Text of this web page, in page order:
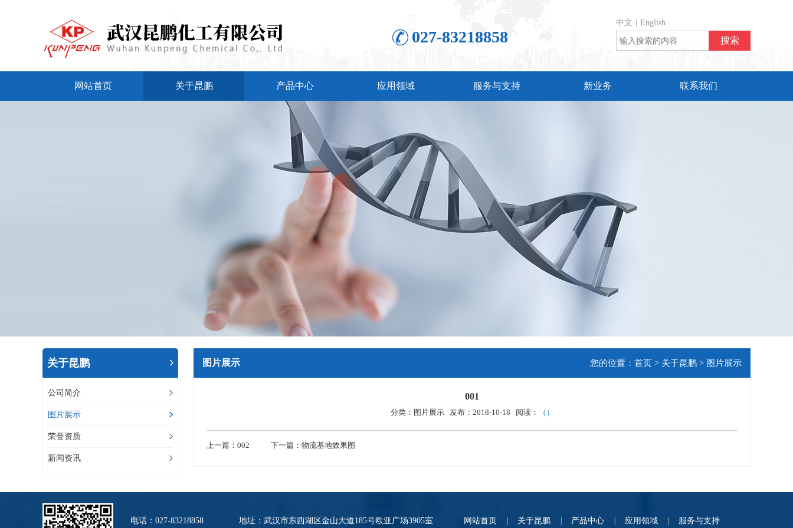
027-83218858
中文 English
网站首页 关于昆鹏 产品中心 应用领域 服务与支持 新业务 联系我们
关于昆鹏
公司简介
图片展示
荣誉资质
新闻资讯
图片展示 您的位置： 首页 > 关于昆鹏 > 图片展示
001
分类：图片展示 发布：2018-10-18 阅读： （ ）
上一篇： 002 下一篇： 物流基地效果图
电话：027-83218858 地址：武汉市东西湖区金山大道185号欧亚广场3905室 网站首页 关于昆鹏 产品中心 应用领域 服务与支持